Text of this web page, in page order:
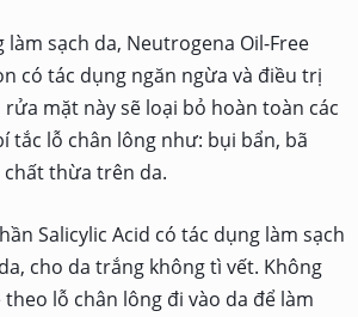
làm sạch da, Neutrogena Oil-Free
có tác dụng ngăn ngừa và điều trị
mặt này sẽ loại bỏ hoàn toàn các
tắc lỗ chân lông như: bụi bẩn, bã
thừa trên da.
Salicylic Acid có tác dụng làm sạch
cho da trắng không tì vết. Không
theo lỗ chân lông đi vào da để làm